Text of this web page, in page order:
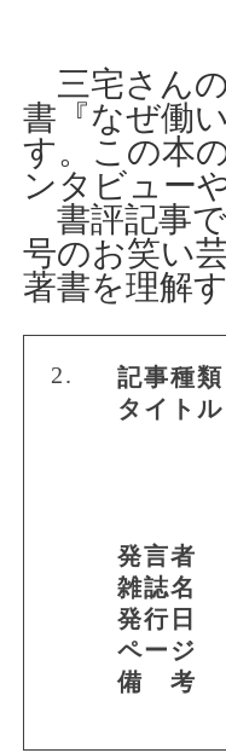
三宅さん
書『なぜ働
す。この本
ンタビュー
書評記事
号のお笑い
著書を理解
2.
記事種類
タイトル
発言者
雑誌名
発行日
ページ
備 考